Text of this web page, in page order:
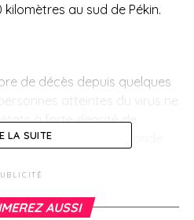
kilomètres au sud de Pékin.
de décès depuis quelques
atteintes du virus ne
à forte densité de
le Texas ou la Floride.
nouveaux cas de
LA SUITE
AUSSI